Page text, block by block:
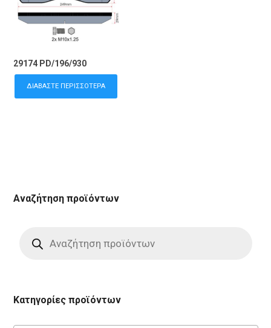
29174 PD/196/930
ΔΙΑΒΆΣΤΕ ΠΕΡΙΣΣΌΤΕΡΑ
Αναζήτηση προϊόντων
search
Κατηγορίες προϊόντων